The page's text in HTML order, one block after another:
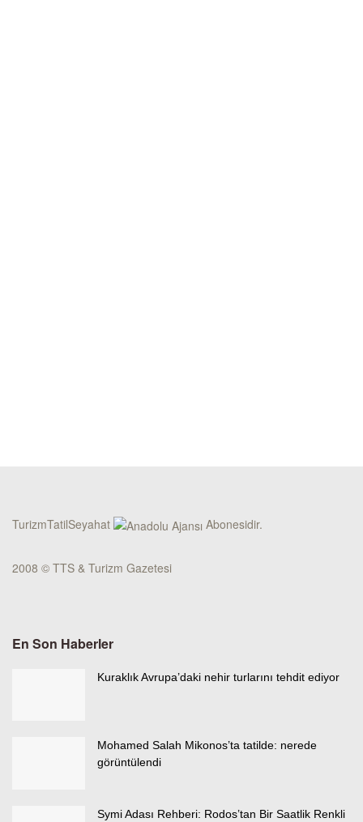
TurizmTatilSeyahat Abonesidir.
2008 © TTS & Turizm Gazetesi
En Son Haberler
Kuraklık Avrupa’daki nehir turlarını tehdit ediyor
Mohamed Salah Mikonos’ta tatilde: nerede
görüntülendi
Symi Adası Rehberi: Rodos’tan Bir Saatlik Renkli